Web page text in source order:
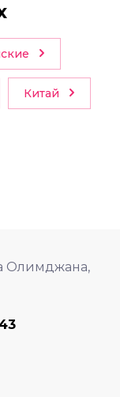
Китай
Олимджана,